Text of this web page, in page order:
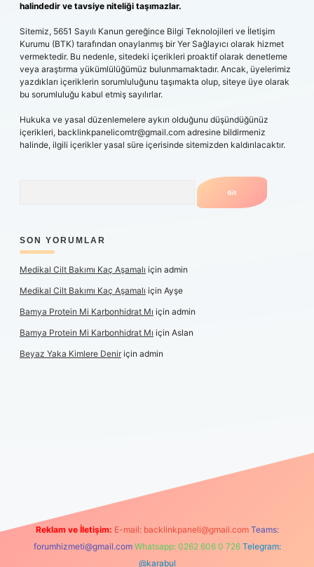
halindedir ve tavsiye niteliği taşımazlar.
Sitemiz, 5651 Sayılı Kanun gereğince Bilgi Teknolojileri ve İletişim
Kurumu (BTK) tarafından onaylanmış bir Yer Sağlayıcı olarak hizmet
vermektedir. Bu nedenle, sitedeki içerikleri proaktif olarak denetleme
veya araştırma yükümlülüğümüz bulunmamaktadır. Ancak, üyelerimiz
yazdıkları içeriklerin sorumluluğunu taşımakta olup, siteye üye olarak
bu sorumluluğu kabul etmiş sayılırlar.
Hukuka ve yasal düzenlemelere aykırı olduğunu düşündüğünüz
içerikleri, backlinkpanelicomtr@gmail.com adresine bildirmeniz
halinde, ilgili içerikler yasal süre içerisinde sitemizden kaldırılacaktır.
SON YORUMLAR
Medikal Cilt Bakımı Kaç Aşamalı için admin
Medikal Cilt Bakımı Kaç Aşamalı için Ayşe
Bamya Protein Mi Karbonhidrat Mı için admin
Bamya Protein Mi Karbonhidrat Mı için Aslan
Beyaz Yaka Kimlere Deniriçin admin
Reklam ve İletişim: E-mail: backlinkpaneli@gmail.com Teams:
forumhizmeti@gmail.com Whatsapp: 0262 606 0 726 Telegram:
@karabul